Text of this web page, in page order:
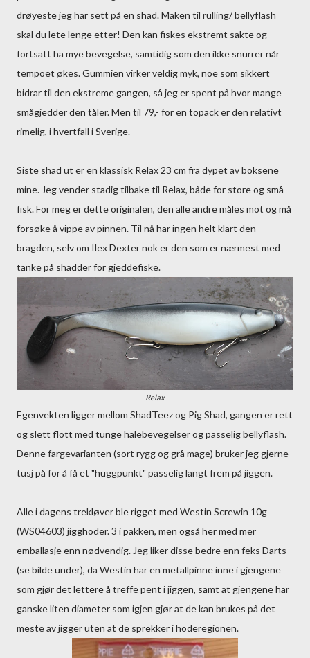
drøyeste jeg har sett på en shad. Maken til rulling/ bellyflash
skal du lete lenge etter! Den kan fiskes ekstremt sakte og
fortsatt ha mye bevegelse, samtidig som den ikke snurrer når
tempoet økes. Gummien virker veldig myk, noe som sikkert
bidrar til den ekstreme gangen, så jeg er spent på hvor mange
smågjedder den tåler. Men til 79,- for en topack er den relativt
rimelig, i hvertfall i Sverige.
Siste shad ut er en klassisk Relax 23 cm fra dypet av boksene
mine. Jeg vender stadig tilbake til Relax, både for store og små
fisk. For meg er dette originalen, den alle andre måles mot og må
forsøke å vippe av pinnen. Til nå har ingen helt klart den
bragden, selv om Ilex Dexter nok er den som er nærmest med
tanke på shadder for gjeddefiske.
Relax
Egenvekten ligger mellom ShadTeez og Pig Shad, gangen er rett
og slett flott med tunge halebevegelser og passelig bellyflash.
Denne fargevarianten (sort rygg og grå mage) bruker jeg gjerne
tusj på for å få et "huggpunkt" passelig langt frem på jiggen.
Alle i dagens trekløver ble rigget med Westin Screwin 10g
(WS04603) jigghoder. 3 i pakken, men også her med mer
emballasje enn nødvendig. Jeg liker disse bedre enn feks Darts
(se bilde under), da Westin har en metallpinne inne i gjengene
som gjør det lettere å treffe pent i jiggen, samt at gjengene har
ganske liten diameter som igjen gjør at de kan brukes på det
meste av jigger uten at de sprekker i hoderegionen.